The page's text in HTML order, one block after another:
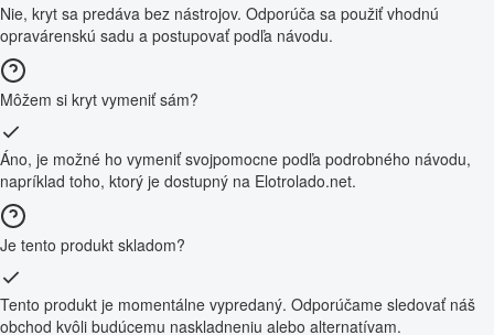
Nie, kryt sa predáva bez nástrojov. Odporúča sa použiť vhodnú
opravárenskú sadu a postupovať podľa návodu.
Môžem si kryt vymeniť sám?
Áno, je možné ho vymeniť svojpomocne podľa podrobného návodu,
napríklad toho, ktorý je dostupný na Elotrolado.net.
Je tento produkt skladom?
Tento produkt je momentálne vypredaný. Odporúčame sledovať náš
obchod kvôli budúcemu naskladneniu alebo alternatívam.